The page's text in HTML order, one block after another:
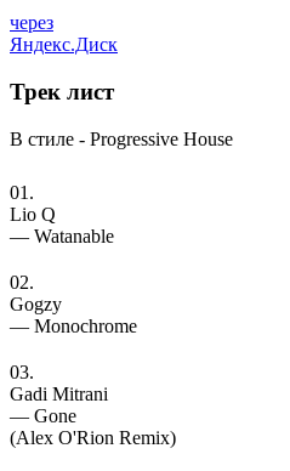
через
Яндекс.Диск
Трек лист
В стиле - Progressive House
01.
Lio Q
— Watanable
02.
Gogzy
— Monochrome
03.
Gadi Mitrani
— Gone
(Alex O'Rion Remix)